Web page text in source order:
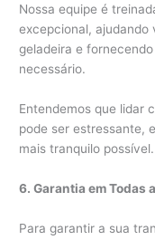
Nossa equipe é
excepcional,
geladeira e
necessário.
Entendemos que lidar
pode ser estressante,
mais tranquilo possível.
6. Garantia em Todas
Para garantir a sua